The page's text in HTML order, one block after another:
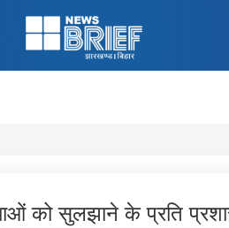
को सुलझाने के प्रति